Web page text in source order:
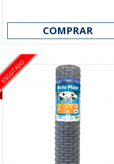
COMPRAR
ESGOTADO